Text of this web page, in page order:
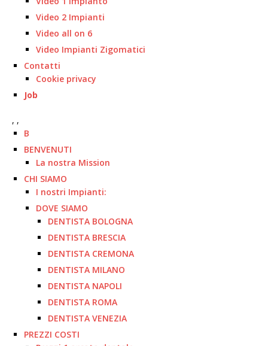
Video 2 Impianti
Video all on 6
Video Impianti Zigomatici
Contatti
Cookie privacy
Job
, ,
B
BENVENUTI
La nostra Mission
CHI SIAMO
I nostri Impianti:
DOVE SIAMO
DENTISTA BOLOGNA
DENTISTA BRESCIA
DENTISTA CREMONA
DENTISTA MILANO
DENTISTA NAPOLI
DENTISTA ROMA
DENTISTA VENEZIA
PREZZI COSTI